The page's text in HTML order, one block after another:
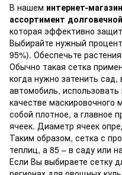
В нашем интернет-
ассортимент
которая эффективно
Выбирайте нужный
95%). Обеспечьте
Обычно такая сетка
когда нужно затенить
автомобиль,
качестве маскировочного
собой плотное, а главное
ячеек. Диаметр ячеек
Таким образом, сетка с
теплиц, а 85 – в саду или
Если Вы выбираете сетку